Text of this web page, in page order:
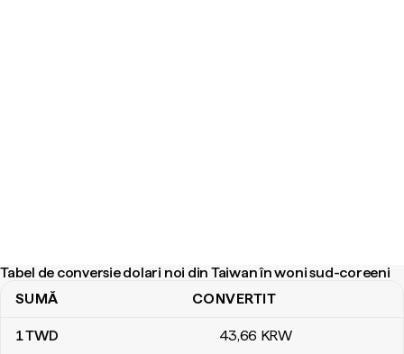
Tabel de conversie dolari noi din Taiwan în woni sud-coreeni
Tabel de conversie dolari noi din Taiwan în woni sud-coreeni
SUMĂ CONVERTIT
1TWD 43,66 KRW